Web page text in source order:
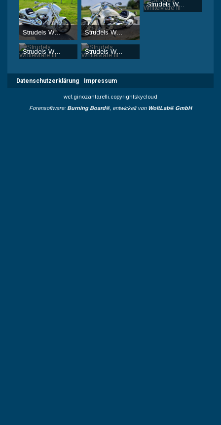
Strudels WhiteMare III
Strudelbele-14. April 2024, 11:44
43.003
0
Strudels WhiteMare III
Strudelbele-14. April 2024, 11:44
43.075
Strudels WhiteMare III
Strudelbele-14. April 2024,
Strudels WhiteMare III
Strudelbele-14. April 2024, 11:44
Strudels WhiteMare III
Strudelbele-14. April 2024, 11:44
Datenschutzerklärung Impressum
wcf.ginozantarelli.copyrightskycloud
Forensoftware: Burning Board®, entwickelt von WoltLab® GmbH